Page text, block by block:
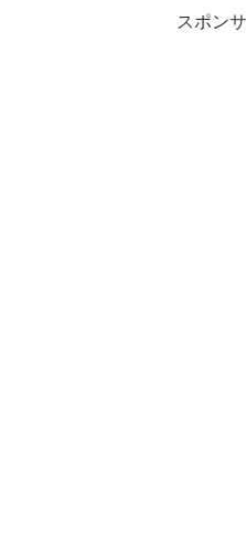
スポン